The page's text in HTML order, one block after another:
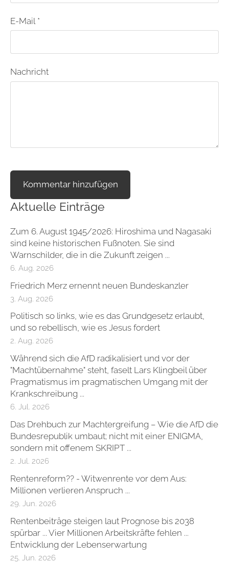
Aktuelle Einträge
Zum 6. August 1945/2026: Hiroshima und Nagasaki
sind keine historischen Fußnoten. Sie sind
Warnschilder, die in die Zukunft zeigen ...
6. Aug. 2026
Friedrich Merz ernennt neuen Bundeskanzler
3. Aug. 2026
Politisch so links, wie es das Grundgesetz erlaubt,
und so rebellisch, wie es Jesus fordert
2. Aug. 2026
Während sich die AfD radikalisiert und vor der
"Machtübernahme" steht, faselt Lars Klingbeil über
Pragmatismus im pragmatischen Umgang mit der
Krankschreibung ...
6. Jul. 2026
Das Drehbuch zur Machtergreifung – Wie die AfD die
Bundesrepublik umbaut; nicht mit einer ENIGMA,
sondern mit offenem SKRIPT ...
2. Jul. 2026
Rentenreform?? - Witwenrente vor dem Aus:
Millionen verlieren Anspruch ...
29. Jun. 2026
Rentenbeiträge steigen laut Prognose bis 2038
spürbar ... Vier Millionen Arbeitskräfte fehlen ...
Entwicklung der Lebenserwartung
25. Jun. 2026
E-Mail *
Nachricht